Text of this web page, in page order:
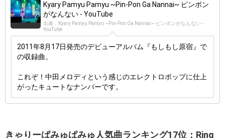
Kyary Pamyu Pamyu ~Pin-Pon Ga Nannai~ ピンポン
がなんない - YouTube
出典：Kyary Pamyu Pamyu ~Pin-Pon Ga Nannai~ ピンポンがなんない -
YouTube
2011年8月17日発売のデビューアルバム『もしもし原宿』で
の収録曲。
これぞ！中田メロディという感じのエレクトロポップに仕上
がったキュートなナンバーです。
きゃりーぱみゅぱみゅ人気曲ランキング17位：Ring